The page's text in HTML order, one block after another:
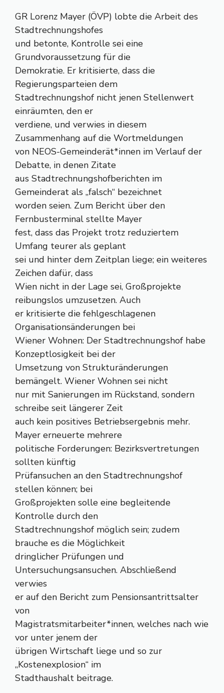
GR Lorenz Mayer (ÖVP) lobte die Arbeit des
Stadtrechnungshofes
und betonte, Kontrolle sei eine
Grundvoraussetzung für die
Demokratie. Er kritisierte, dass die
Regierungsparteien dem
Stadtrechnungshof nicht jenen Stellenwert
einräumten, den er
verdiene, und verwies in diesem
Zusammenhang auf die Wortmeldungen
von NEOS-Gemeinderät*innen im Verlauf der
Debatte, in denen Zitate
aus Stadtrechnungshofberichten im
Gemeinderat als „falsch“ bezeichnet
worden seien. Zum Bericht über den
Fernbusterminal stellte Mayer
fest, dass das Projekt trotz reduziertem
Umfang teurer als geplant
sei und hinter dem Zeitplan liege; ein weiteres
Zeichen dafür, dass
Wien nicht in der Lage sei, Großprojekte
reibungslos umzusetzen. Auch
er kritisierte die fehlgeschlagenen
Organisationsänderungen bei
Wiener Wohnen: Der Stadtrechnungshof habe
Konzeptlosigkeit bei der
Umsetzung von Strukturänderungen
bemängelt. Wiener Wohnen sei nicht
nur mit Sanierungen im Rückstand, sondern
schreibe seit längerer Zeit
auch kein positives Betriebsergebnis mehr.
Mayer erneuerte mehrere
politische Forderungen: Bezirksvertretungen
sollten künftig
Prüfansuchen an den Stadtrechnungshof
stellen können; bei
Großprojekten solle eine begleitende
Kontrolle durch den
Stadtrechnungshof möglich sein; zudem
brauche es die Möglichkeit
dringlicher Prüfungen und
Untersuchungsansuchen. Abschließend
verwies
er auf den Bericht zum Pensionsantrittsalter
von
Magistratsmitarbeiter*innen, welches nach wie
vor unter jenem der
übrigen Wirtschaft liege und so zur
„Kostenexplosion“ im
Stadthaushalt beitrage.